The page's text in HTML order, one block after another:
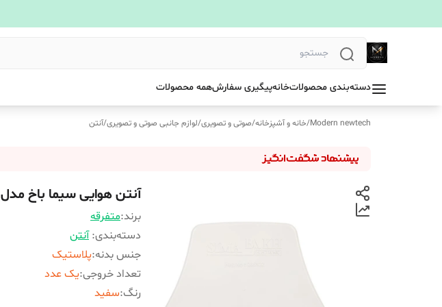
دسته‌بندی محصولاتخانهپیگیری سفارشهمه محصولات
Modern newtech
/خانه و آشپزخانه/صوتی و تصویری/لوازم جانبی صوتی و تصویری/آنتن
آنتن هوایی سیما باخ مدل A 100
برند:متفرقه
دسته‌بندی:آنتن
جنس بدنه:پلاستیک
تعداد خروجی:یک عدد
رنگ:سفید